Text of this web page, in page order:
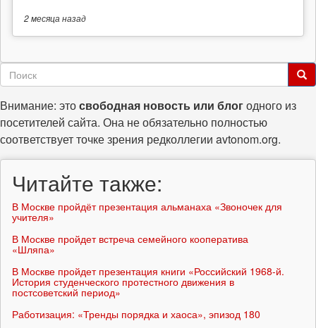
2 месяцаназад
Форма
поиска
Внимание: этосвободная новость или блогодного из
посетителей сайта. Она не обязательно полностью
соответствует точке зрения редколлегии avtonom.org.
Читайте также:
В Москве пройдёт презентация альманаха «Звоночек для
учителя»
В Москве пройдет встреча семейного кооператива
«Шляпа»
В Москве пройдет презентация книги «Российский 1968-й.
История студенческого протестного движения в
постсоветский период»
Работизация: «Тренды порядка и хаоса», эпизод 180